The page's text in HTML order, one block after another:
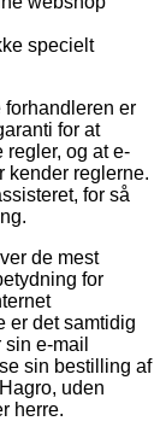
specielt
forhandleren er
for at
regler, og at e-
kender reglerne.
for så
de mest
for
er det samtidig
e-mail
sin bestilling af
uden
herre.